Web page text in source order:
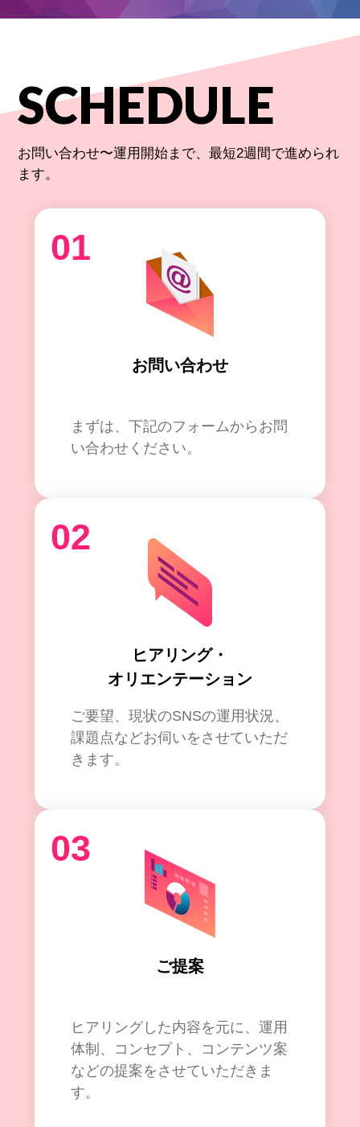
SCHEDULE
お問い合わせ〜運用開始まで、最短2週間で進められ
ます。
01
お問い合わせ
まずは、下記のフォームからお問
い合わせください。
02
ヒアリング・
オリエンテーション
ご要望、現状のSNSの運用状況、
課題点などお伺いをさせていただ
きます。
03
ご提案
ヒアリングした内容を元に、運用
体制、コンセプト、コンテンツ案
などの提案をさせていただきま
す。